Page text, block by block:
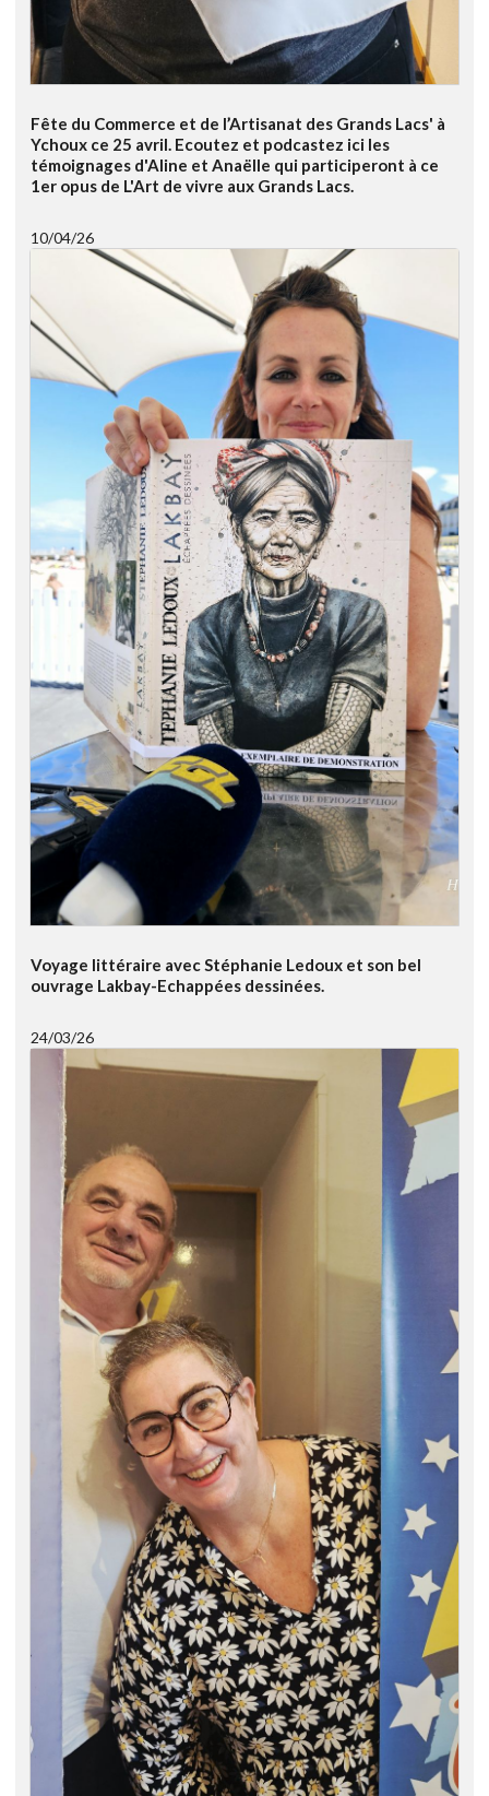
Fête du Commerce et de l’Artisanat des Grands Lacs' à
Ychoux ce 25 avril. Ecoutez et podcastez ici les
témoignages d'Aline et Anaëlle qui participeront à ce
1er opus de L'Art de vivre aux Grands Lacs.
10/04/26
Voyage littéraire avec Stéphanie Ledoux et son bel
ouvrage Lakbay-Echappées dessinées.
24/03/26